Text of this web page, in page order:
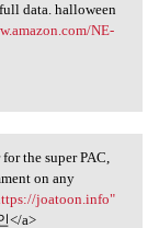
data. halloween
NE-
the super PAC,
on any
joatoon.info"
</a>